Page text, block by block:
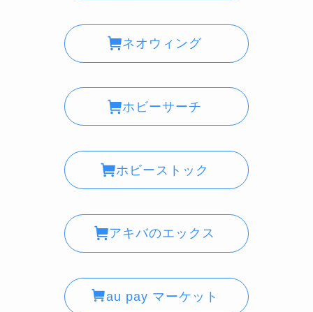
ネオウィング
ホビーサーチ
ホビーストック
アキバのエックス
au pay マーケット